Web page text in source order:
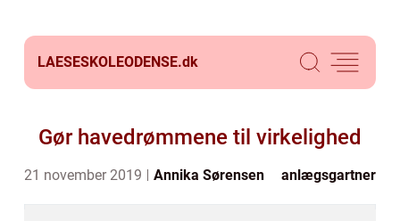
LAESESKOLEODENSE.dk
Gør havedrømmene til virkelighed
21 november 2019 Annika Sørensen anlægsgartner